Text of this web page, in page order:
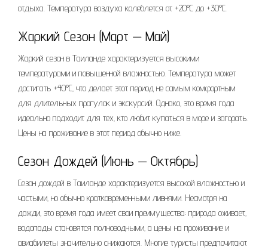
отдыха. Температура воздуха колеблется от +20°C до +30°C.
Жаркий Сезон (Март ⏤ Май)
Жаркий сезон в Таиланде характеризуется высокими
температурами и повышенной влажностью. Температура может
достигать +40°C‚ что делает этот период не самым комфортным
для длительных прогулок и экскурсий. Однако‚ это время года
идеально подходит для тех‚ кто любит купаться в море и загорать.
Цены на проживание в этот период обычно ниже.
Сезон Дождей (Июнь ⏤ Октябрь)
Сезон дождей в Таиланде характеризуется высокой влажностью и
частыми‚ но обычно кратковременными ливнями. Несмотря на
дожди‚ это время года имеет свои преимущества: природа оживает‚
водопады становятся полноводными‚ а цены на проживание и
авиабилеты значительно снижаются. Многие туристы предпочитают